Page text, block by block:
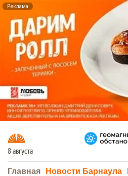
Реклама
8 августа
Главная Новости Барнаула